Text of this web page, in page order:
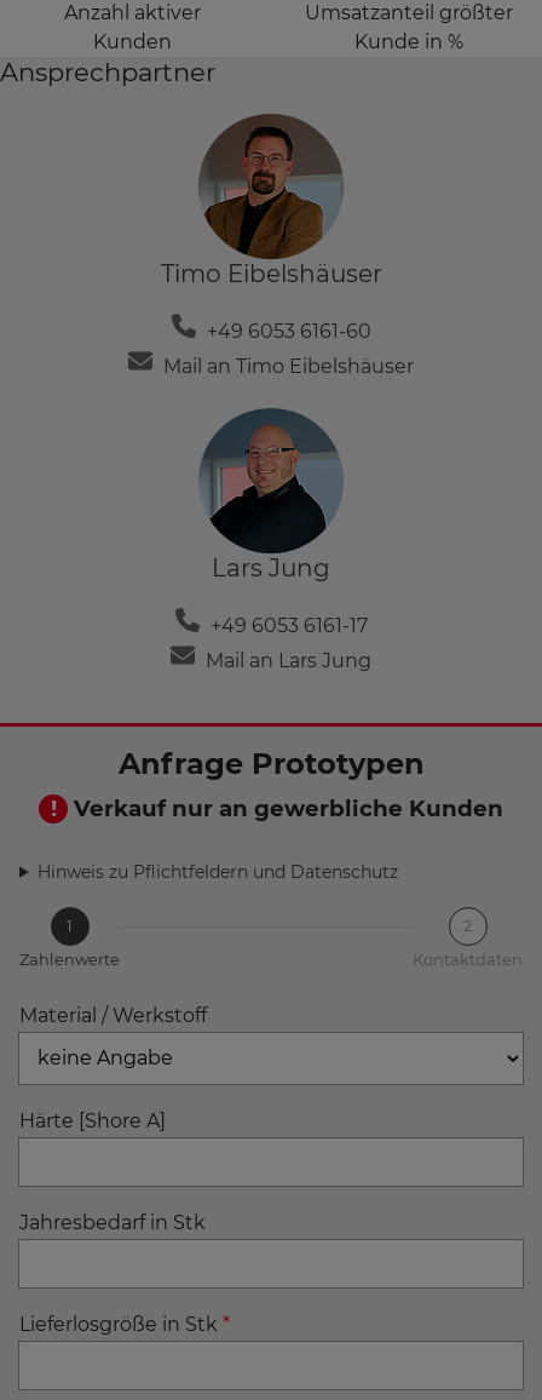
Anzahl aktiver
Kunden
Umsatzanteil größter
Kunde in %
Ansprechpartner
Timo Eibelshäuser
+49 6053 6161-60
Mail an Timo Eibelshäuser
Lars Jung
+49 6053 6161-17
Mail an Lars Jung
Anfrage Prototypen
Verkauf nur an gewerbliche Kunden
Hinweis zu Pflichtfeldern und Datenschutz
1
Zahlenwerte
2
Kontaktdaten
Material / Werkstoff
Härte [Shore A]
Jahresbedarf in Stk
Lieferlosgröße in Stk *